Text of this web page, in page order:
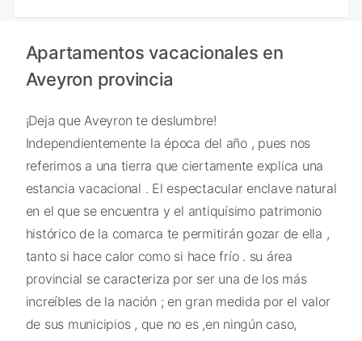
Apartamentos vacacionales en
Aveyron provincia
¡Deja que Aveyron te deslumbre!
Independientemente la época del año , pues nos
referimos a una tierra que ciertamente explica una
estancia vacacional . El espectacular enclave natural
en el que se encuentra y el antiquísimo patrimonio
histórico de la comarca te permitirán gozar de ella ,
tanto si hace calor como si hace frío . su área
provincial se caracteriza por ser una de los más
increíbles de la nación ; en gran medida por el valor
de sus municipios , que no es ,en ningún caso,